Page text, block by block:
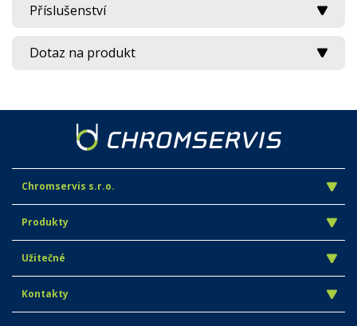
Příslušenství
Dotaz na produkt
Chromservis s.r.o.
Produkty
Užitečné
Kontakty